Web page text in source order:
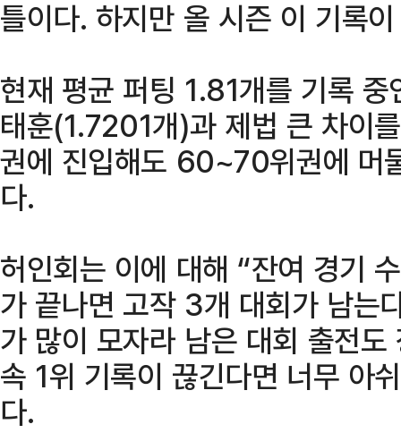
틀이다. 하지만 올 시즌 이 기록
현재 평균 퍼팅 1.81개를 기록
태훈(1.7201개)과 제법 큰 차이
권에 진입해도 60~70위권에 머
다.
허인회는 이에 대해 “잔여 경기
가 끝나면 고작 3개 대회가 남는
가 많이 모자라 남은 대회 출전
속 1위 기록이 끊긴다면 너무 아
다.